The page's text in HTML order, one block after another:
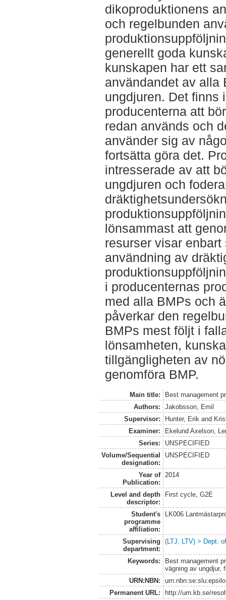
dikoproduktionens
och regelbunden
generellt goda
kunskapen har ett
användandet av alla
ungdjuren. Det finns
producenterna att
redan används och
använder sig av
fortsätta göra det.
intresserade av att
ungdjuren och
lönsammast att
resurser visar
användning av
i producenternas
med alla BMPs och
påverkar den
BMPs mest följt i
lönsamheten,
tillgängligheten av
genomföra BMP.
Main title:
Best management
Authors:
Jakobsson, Emil
Supervisor:
Hunter, Erik and
Examiner:
Ekelund Axelson,
Series:
UNSPECIFIED
Volume/Sequential
designation:
UNSPECIFIED
Year of
Publication:
2014
Level and depth
descriptor:
First cycle, G2E
Student's
programme
affiliation:
LK006
Supervising
department:
(LTJ, LTV) > Dept.
Keywords:
Best management
vägning av ungdjur,
URN:NBN:
Permanent URL:
http://urn.kb.se/